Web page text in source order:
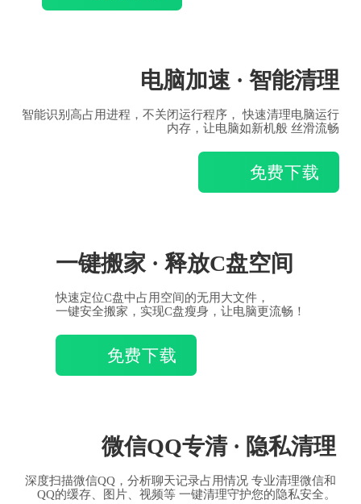
电脑加速 · 智能清理
智能识别高占用进程，不关闭运行程序， 快速清理电脑运行
内存，让电脑如新机般 丝滑流畅
免费下载
一键搬家 · 释放C盘空间
快速定位C盘中占用空间的无用大文件，
一键安全搬家，实现C盘瘦身，让电脑更流畅！
免费下载
微信QQ专清 · 隐私清理
深度扫描微信QQ，分析聊天记录占用情况 专业清理微信和
QQ的缓存、图片、视频等 一键清理守护您的隐私安全。